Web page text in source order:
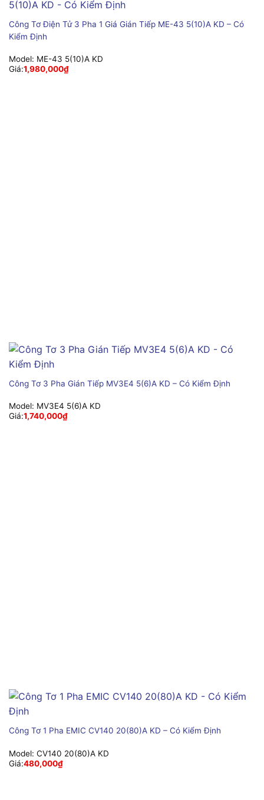
Công Tơ Điện Tử 3 Pha 1 Giá Gián Tiếp ME-43 5(10)A KD – Có
Kiểm Định
Model: ME-43 5(10)A KD
Giá:1,980,000₫
Công Tơ 3 Pha Gián Tiếp MV3E4 5(6)A KD – Có Kiểm Định
Model: MV3E4 5(6)A KD
Giá:1,740,000₫
Công Tơ 1 Pha EMIC CV140 20(80)A KD – Có Kiểm Định
Model: CV140 20(80)A KD
Giá:480,000₫